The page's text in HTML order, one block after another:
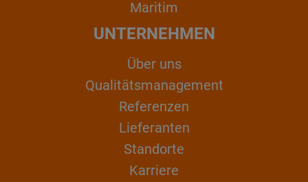
Maritim
UNTERNEHMEN
Über uns
Qualitätsmanagement
Referenzen
Lieferanten
Standorte
Karriere